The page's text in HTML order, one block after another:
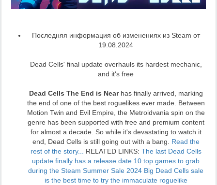
Последняя информация об изменениях из Steam от
19.08.2024
Dead Cells' final update overhauls its hardest mechanic,
and it's free
Dead Cells The End is Nearhas finally arrived, marking
the end of one of the best roguelikes ever made. Between
Motion Twin and Evil Empire, the Metroidvania spin on the
genre has been supported with free and premium content
for almost a decade. So while it's devastating to watch it
end, Dead Cells is still going out with a bang. Read the
rest of the story... RELATED LINKS: The last Dead Cells
update finally has a release date 10 top games to grab
during the Steam Summer Sale 2024 Big Dead Cells sale
is the best time to try the immaculate roguelike